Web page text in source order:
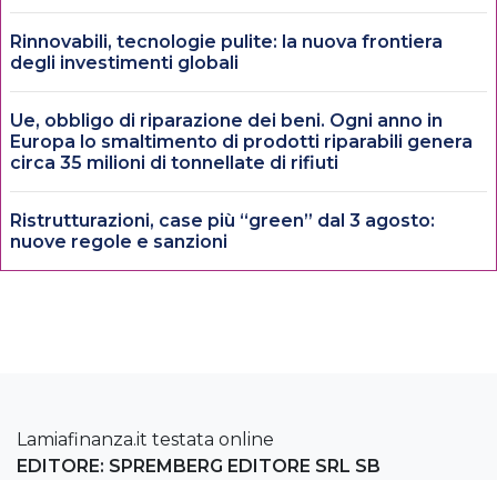
Rinnovabili, tecnologie pulite: la nuova frontiera
degli investimenti globali
Ue, obbligo di riparazione dei beni. Ogni anno in
Europa lo smaltimento di prodotti riparabili genera
circa 35 milioni di tonnellate di rifiuti
Ristrutturazioni, case più “green” dal 3 agosto:
nuove regole e sanzioni
Lamiafinanza.it testata online
EDITORE: SPREMBERG EDITORE SRL SB